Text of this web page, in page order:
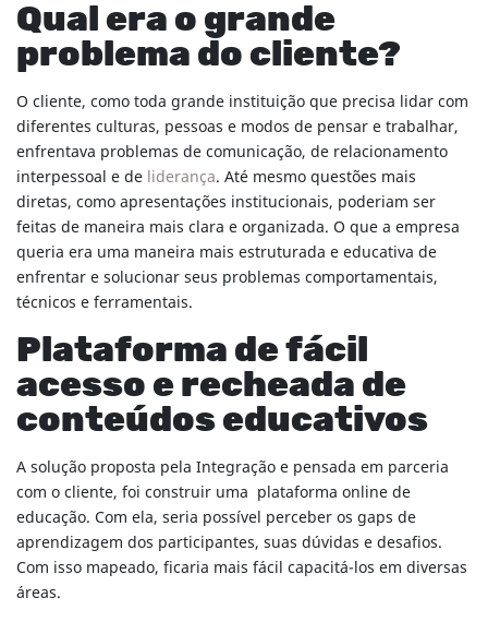
Qual era o grande
problema do cliente?
O cliente, como toda grande instituição que precisa lidar com
diferentes culturas, pessoas e modos de pensar e trabalhar,
enfrentava problemas de comunicação, de relacionamento
interpessoal e de liderança. Até mesmo questões mais
diretas, como apresentações institucionais, poderiam ser
feitas de maneira mais clara e organizada. O que a empresa
queria era uma maneira mais estruturada e educativa de
enfrentar e solucionar seus problemas comportamentais,
técnicos e ferramentais.
Plataforma de fácil
acesso e recheada de
conteúdos educativos
A solução proposta pela Integração e pensada em parceria
com o cliente, foi construir uma plataforma online de
educação. Com ela, seria possível perceber os gaps de
aprendizagem dos participantes, suas dúvidas e desafios.
Com isso mapeado, ficaria mais fácil capacitá-los em diversas
áreas.